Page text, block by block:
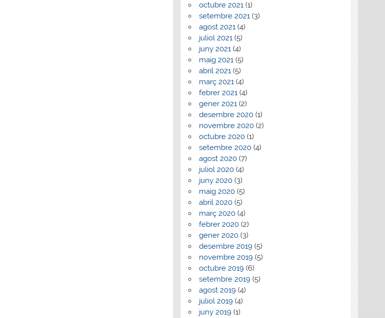
octubre 2021(1)
setembre 2021(3)
agost 2021(4)
juliol 2021(5)
juny 2021(4)
maig 2021(5)
abril 2021(5)
març 2021(4)
febrer 2021(4)
gener 2021(2)
desembre 2020(1)
novembre 2020(2)
octubre 2020(1)
setembre 2020(4)
agost 2020(7)
juliol 2020(4)
juny 2020(3)
maig 2020(5)
abril 2020(5)
març 2020(4)
febrer 2020(2)
gener 2020(3)
desembre 2019(5)
novembre 2019(5)
octubre 2019(6)
setembre 2019(5)
agost 2019(4)
juliol 2019(4)
juny 2019(1)